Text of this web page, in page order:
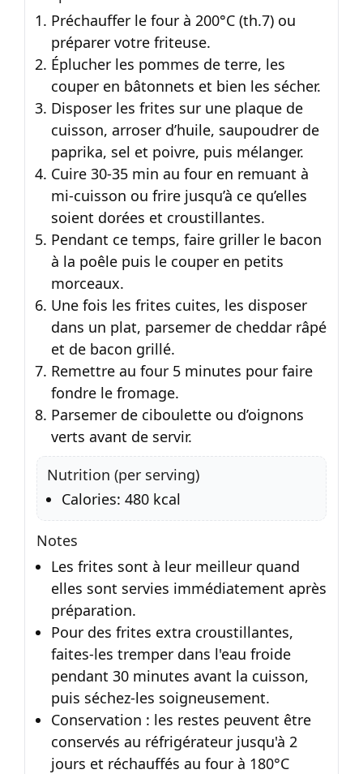
Préchauffer le four à 200°C (th.7) ou
préparer votre friteuse.
Éplucher les pommes de terre, les
couper en bâtonnets et bien les sécher.
Disposer les frites sur une plaque de
cuisson, arroser d’huile, saupoudrer de
paprika, sel et poivre, puis mélanger.
Cuire 30-35 min au four en remuant à
mi-cuisson ou frire jusqu’à ce qu’elles
soient dorées et croustillantes.
Pendant ce temps, faire griller le bacon
à la poêle puis le couper en petits
morceaux.
Une fois les frites cuites, les disposer
dans un plat, parsemer de cheddar râpé
et de bacon grillé.
Remettre au four 5 minutes pour faire
fondre le fromage.
Parsemer de ciboulette ou d’oignons
verts avant de servir.
Nutrition (per serving)
Calories: 480 kcal
Notes
Les frites sont à leur meilleur quand
elles sont servies immédiatement après
préparation.
Pour des frites extra croustillantes,
faites-les tremper dans l'eau froide
pendant 30 minutes avant la cuisson,
puis séchez-les soigneusement.
Conservation : les restes peuvent être
conservés au réfrigérateur jusqu'à 2
jours et réchauffés au four à 180°C